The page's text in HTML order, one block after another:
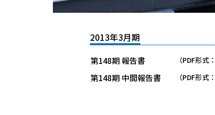
2013年3月期
第148期 報告書 （PDF形式
第148期 中間報告書 （PDF形式